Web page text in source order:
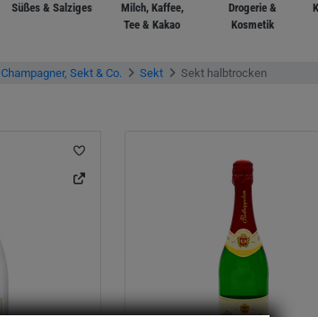
Süßes & Salziges
Milch, Kaffee,
Tee & Kakao
Drogerie &
Kosmetik
Champagner, Sekt & Co. Sekt Sekt halbtrocken